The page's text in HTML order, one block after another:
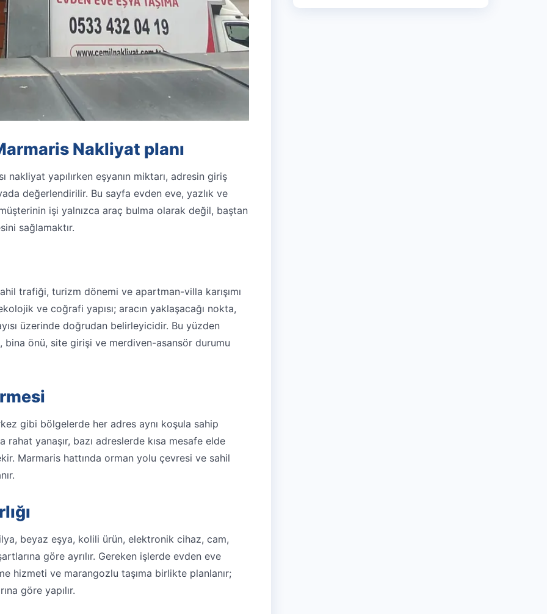
Nakliyat planı
nakliyat yapılırken eşyanın miktarı, adresin giriş
değerlendirilir. Bu sayfa evden eve, yazlık ve
işi yalnızca araç bulma olarak değil, baştan
sağlamaktır.
trafiği, turizm dönemi ve apartman-villa karışımı
ve coğrafi yapısı; aracın yaklaşacağı nokta,
üzerinde doğrudan belirleyicidir. Bu yüzden
bina önü, site girişi ve merdiven-asansör durumu
gibi bölgelerde her adres aynı koşula sahip
rahat yanaşır, bazı adreslerde kısa mesafe elde
Marmaris hattında orman yolu çevresi ve sahil
beyaz eşya, kolili ürün, elektronik cihaz, cam,
göre ayrılır. Gereken işlerde evden eve
hizmeti ve marangozlu taşıma birlikte planlanır;
göre yapılır.